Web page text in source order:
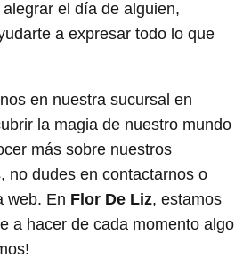
el día de alguien,
a expresar todo lo que
en nuestra sucursal en
la magia de nuestro mundo
más sobre nuestros
no dudes en contactarnos o
web. En Flor De Liz, estamos
a hacer de cada momento algo